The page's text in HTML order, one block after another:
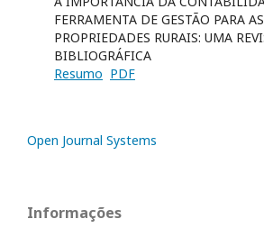
FERRAMENTA DE GESTÃO PARA
PROPRIEDADES RURAIS: UMA
BIBLIOGRÁFICA
Resumo PDF
Open Journal Systems
Informações